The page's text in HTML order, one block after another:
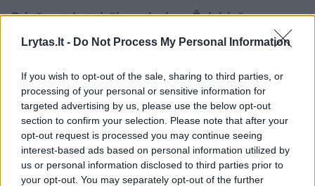
Lrytas.lt - Do Not Process My Personal Information
If you wish to opt-out of the sale, sharing to third parties, or
processing of your personal or sensitive information for
targeted advertising by us, please use the below opt-out
section to confirm your selection. Please note that after your
opt-out request is processed you may continue seeing
interest-based ads based on personal information utilized by
us or personal information disclosed to third parties prior to
your opt-out. You may separately opt-out of the further
Prieš pat ketvirčio pabaigą „Žalgiris“
sumažino skirtumą iki 50:56, tačiau
lemiamą kėlinį pirmavo 61:53.
Ketvirtą kėlinį „Žalgiris“ pradėjo susikaupęs ir
laimėjo atkarpą 16:0 bei galiausiai išsiveržė į
priekį 67:61.